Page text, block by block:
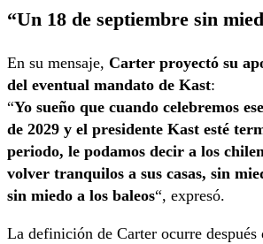
“Un 18 de septiembre sin
En su mensaje, Carter proyectó su
del eventual mandato de Kast:
“Yo sueño que cuando celebremos
de 2029 y el presidente Kast esté
periodo, le podamos decir a los
volver tranquilos a sus casas, sin
sin miedo a los baleos“, expresó.
La definición de Carter ocurre después